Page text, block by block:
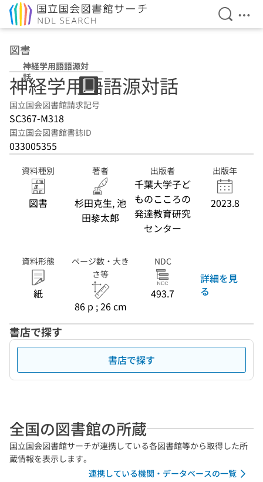
検索を
メ
図書
神経学用語語源対
話
神経学用語語源対話
国立国会図書館請求記号
SC367-M318
国立国会図書館書誌ID
033005355
資料種別
図書
著者
杉田克生, 池
田黎太郎
出版者
千葉大学子ど
ものこころの
発達教育研究
センター
出版年
2023.8
資料形態
紙
ページ数・大き
さ等
86 p ; 26 cm
NDC
493.7
詳細を見
る
書店で探す
書店で探す
全国の図書館の所蔵
国立国会図書館サーチが連携している各図書館等から取得した所
蔵情報を表示します。
連携している機関・データベースの一覧